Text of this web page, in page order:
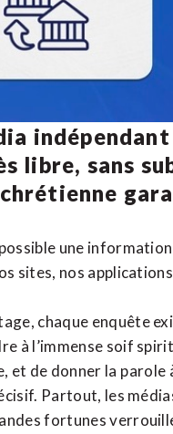
libre, sans
une
sites, nos applications
chaque enquête
à l’immense soif
et de donner la parole
Partout, les
fortunes